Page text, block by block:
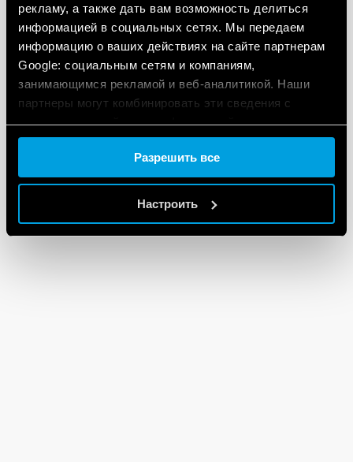
рекламу, а также дать вам возможность делиться
информацией в социальных сетях. Мы передаем
информацию о ваших действиях на сайте партнерам
Google: социальным сетям и компаниям,
занимающимся рекламой и веб-аналитикой. Наши
партнеры могут комбинировать эти сведения с
предоставленной вами информацией, а также
данными, которые они получили при использовании
Разрешить все
Настроить